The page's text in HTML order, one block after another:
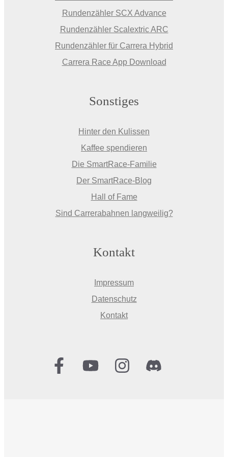
Rundenzähler SCX Advance
Rundenzähler Scalextric ARC
Rundenzähler für Carrera Hybrid
Carrera Race App Download
Sonstiges
Hinter den Kulissen
Kaffee spendieren
Die SmartRace-Familie
Der SmartRace-Blog
Hall of Fame
Sind Carrerabahnen langweilig?
Kontakt
Impressum
Datenschutz
Kontakt